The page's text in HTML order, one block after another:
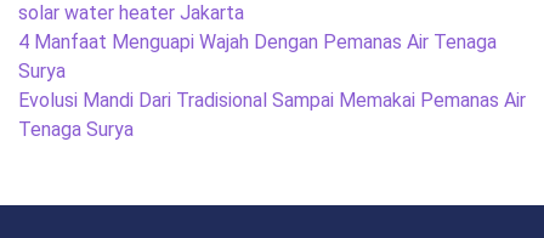
solar water heater Jakarta
Post
4 Manfaat Menguapi Wajah Dengan Pemanas Air Tenaga
Surya
Evolusi Mandi Dari Tradisional Sampai Memakai Pemanas Air
Tenaga Surya